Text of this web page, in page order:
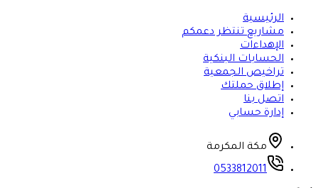
الرئيسية
مشاريع تنتظر دعمكم
الإهداءات
الحسابات البنكية
تراخيص الجمعية
إطلاق حملتك
اتصل بنا
إدارة حسابي
مكة المكرمة
0533812011